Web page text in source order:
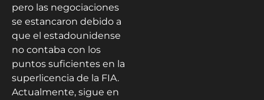
pero las negociaciones
se estancaron debido a
que el estadounidense
no contaba con los
puntos suficientes en la
superlicencia de la FIA.
Actualmente, sigue en